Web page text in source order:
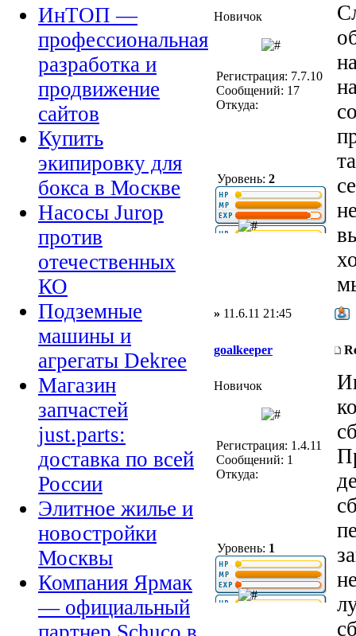
ИнТОП —
профессиональная
разработка и
продвижение
сайтов
Купить
экипировку для
бокса в Москве
Насосы Jurop
против
отечественных
КО
Подземные
машины и
агрегаты Dekree
Магазин
запчастей
just.parts:
доставка по всей
России
Элитное жилье и
новостройки
Москвы
Компания Ярмак
— официальный
Новичок
Регистрация: 7.7.10
Сообщений: 17
Откуда:
Уровень: 2
» 11.6.11 21:45
goalkeeper
Новичок
Регистрация: 1.4.11
Сообщений: 1
Откуда:
Уровень: 1